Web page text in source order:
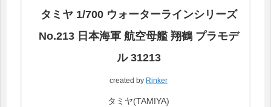
タミヤ 1/700 ウォーターラインシリーズ
No.213 日本海軍 航空母艦 翔鶴 プラモデ
ル 31213
created by Rinker
タミヤ(TAMIYA)